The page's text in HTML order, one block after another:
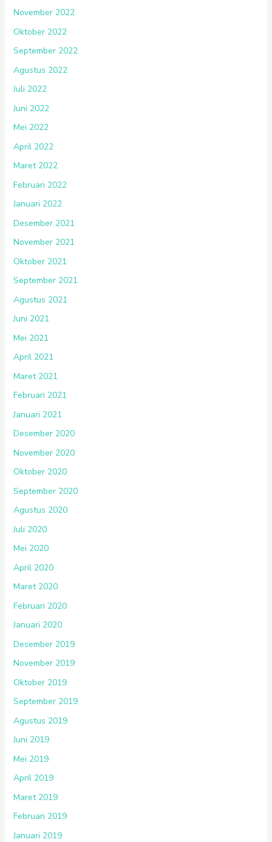
November 2022
Oktober 2022
September 2022
Agustus 2022
Juli 2022
Juni 2022
Mei 2022
April 2022
Maret 2022
Februari 2022
Januari 2022
Desember 2021
November 2021
Oktober 2021
September 2021
Agustus 2021
Juni 2021
Mei 2021
April 2021
Maret 2021
Februari 2021
Januari 2021
Desember 2020
November 2020
Oktober 2020
September 2020
Agustus 2020
Juli 2020
Mei 2020
April 2020
Maret 2020
Februari 2020
Januari 2020
Desember 2019
November 2019
Oktober 2019
September 2019
Agustus 2019
Juni 2019
Mei 2019
April 2019
Maret 2019
Februari 2019
Januari 2019